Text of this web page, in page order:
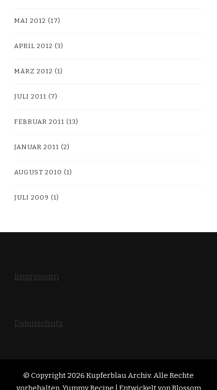
MAI 2012 (17)
APRIL 2012 (3)
MÄRZ 2012 (1)
JULI 2011 (7)
FEBRUAR 2011 (13)
JANUAR 2011 (2)
AUGUST 2010 (1)
JULI 2009 (1)
Impressum
Datenschutz
© Copyright 2026 Kupferblau Archiv. Alle Rechte
vorbehalten. Yummy Recipe | Entwickelt von Blossom